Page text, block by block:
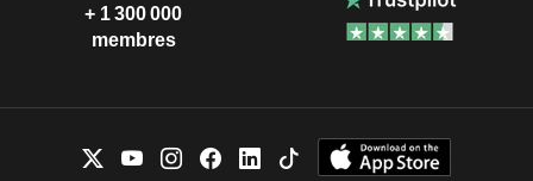
+ 1 300 000
membres